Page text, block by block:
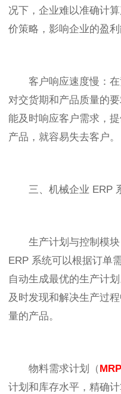
况下，企业难以准确计
价策略，影响企业的盈利
客户响应速度慢：在
对交货期和产品质量的
能及时响应客户需求，
产品，就容易失去客户。
三、机械企业 ERP
生产计划与控制模块
ERP 系统可以根据订单
自动生成最优的生产计
及时发现和解决生产过
量的产品。
物料需求计划（MRP
计划和库存水平，精确